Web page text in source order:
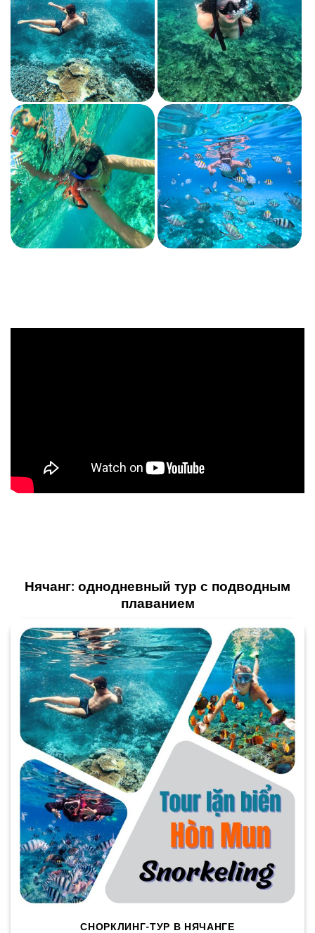
Нячанг: однодневный тур с подводным
плаванием
СНОРКЛИНГ-ТУР В НЯЧАНГЕ